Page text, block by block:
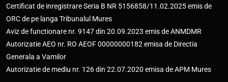
Certificat de inregistrare Seria B NR 5156858/11.02.2025 emis de
ORC de pe langa Tribunalul Mures
Aviz de functionare nr. 9147 din 20.09.2023 emis de ANMDMR
Autorizatie AEO nr. RO AEOF 00000000182 emisa de Directia
Generala a Vamilor
Autorizatie de mediu nr. 126 din 22.07.2020 emisa de APM Mures